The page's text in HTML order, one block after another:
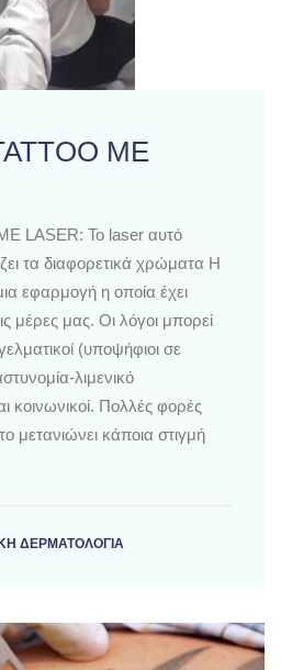
ΜΕ
LASER: Το laser αυτό
τα διαφορετικά χρώματα Η
εφαρμογή η οποία έχει
μέρες μας. Οι λόγοι μπορεί
(υποψήφιοι σε
λιμενικό
κοινωνικοί. Πολλές φορές
μετανιώνει κάποια στιγμή
ΔΕΡΜΑΤΟΛΟΓΙΑ